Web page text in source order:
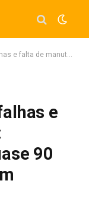
quase 90 casos de incêndios em veículos em 2025
e
90